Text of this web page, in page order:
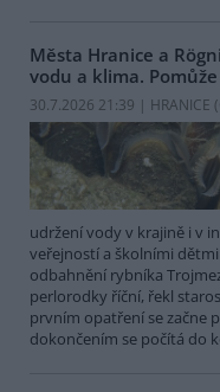
Města Hranice a
vodu a klima.
30.7.2026 21:39 | HRANICE (
udržení vody v krajině i v
veřejností a školními
odbahnění rybníka
perlorodky říční, řekl
prvním opatření se začne
dokončením se počítá do